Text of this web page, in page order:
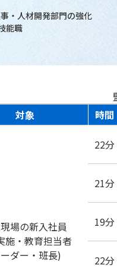
セミナー
教材・研修教材
格試験・検定試験
・人材開発部門の強化
能職
対象 時間
場の新入社員
施・教育担当者
ダー・班長)
22分
21分
19分
22分